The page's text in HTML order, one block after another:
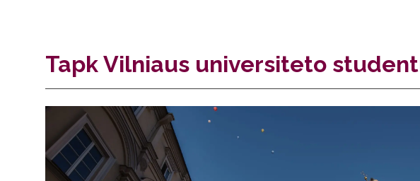
Tapk Vilniaus universiteto